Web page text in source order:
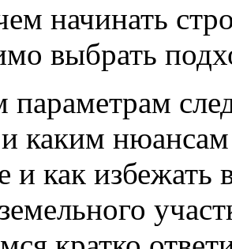
начинать
выбрать
каким
и как